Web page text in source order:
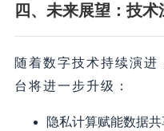
四、未来展望：技
随着数字技术持续演
台将进一步升级：
隐私计算赋能数据